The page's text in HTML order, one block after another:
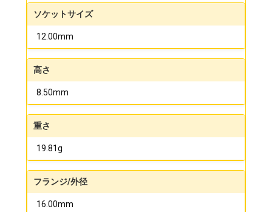
ソケットサイズ
12.00mm
高さ
8.50mm
重さ
19.81g
フランジ/外径
16.00mm